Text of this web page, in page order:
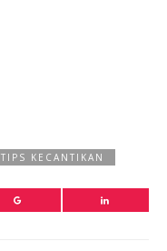
TIPS KECANTIKAN